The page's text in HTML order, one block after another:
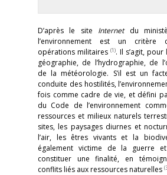
D’après le site Internetdu
l’environnement est un critère
opérations militaires (1). Il s’agit,
géographie, de l’hydrographie, de
de la météorologie. S’il est un
conduite des hostilités,
fois comme cadre de vie, et défini
du Code de l’environnement
ressources et milieux naturels
sites, les paysages diurnes et
l’air, les êtres vivants et la
également victime de la guerre
constituer une finalité, en
conflits liés aux ressources naturelles